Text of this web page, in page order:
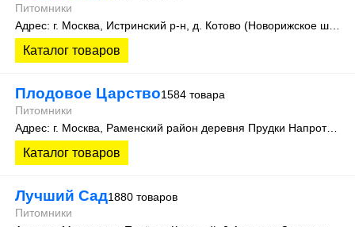
Питомники
Каталог товаров
Плодовое Царство1584 товара
Питомники
Адрес: г. Москва, Раменский район деревня Прудки Напротив дома 50/1
Каталог товаров
Лучший Сад1880 товаров
Питомники